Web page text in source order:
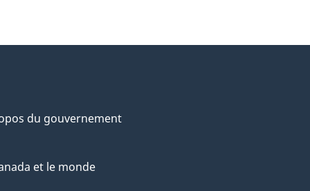
du gouvernement
et le monde